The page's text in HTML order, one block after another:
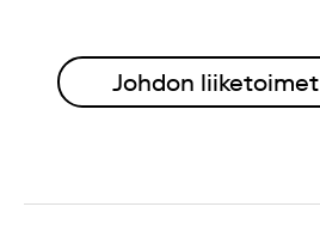
Johdon liiketoimet